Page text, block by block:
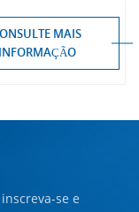
MAIS
INFORMAÇÃO
se e